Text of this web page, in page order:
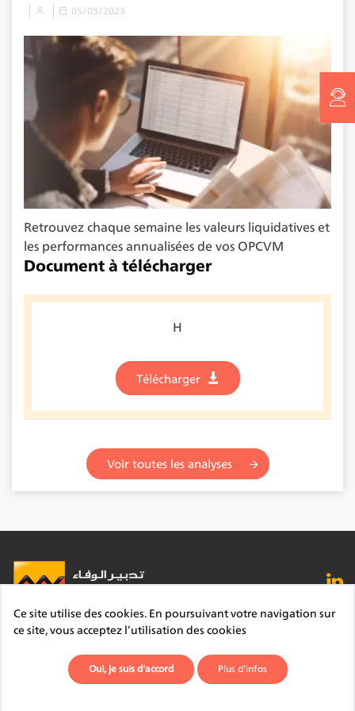
05/05/2023
Retrouvez chaque semaine les valeurs liquidatives et
les performances annualisées de vos OPCVM
Document à télécharger
H
Télécharger
Voir toutes les analyses
FAQ Lexique Contact
Mentions légales
Site du Groupe
Plan du site Déontologie
Ce site utilise des cookies. En poursuivant votre navigation sur
ce site, vous acceptez l’utilisation des cookies
Oui, je suis d'accord Plus d'infos